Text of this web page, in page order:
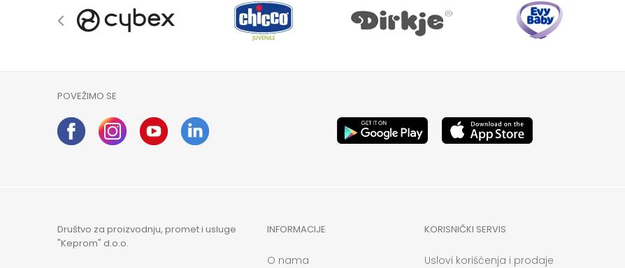
POVEŽIMO SE
Društvo za proizvodnju, promet i usluge
"Keprom" d.o.o.
INFORMACIJE
O nama
KORISNIČKI SERVIS
Uslovi korišćenja i prodaje